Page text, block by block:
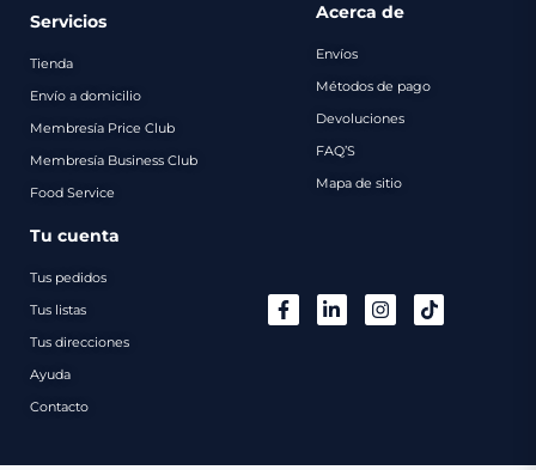
Servicios
Tienda
Envío a domicilio
Membresía Price Club
Membresía Business Club
Food Service
Acerca de
Envíos
Métodos de pago
Devoluciones
FAQ’S
Mapa de sitio
Tu cuenta
Tus pedidos
Tus listas
Tus direcciones
Ayuda
Contacto